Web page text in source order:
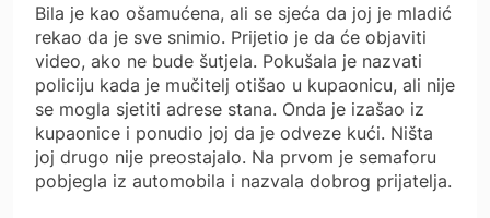
Bila je kao ošamućena, ali se sjeća da joj je mladić
rekao da je sve snimio. Prijetio je da će objaviti
video, ako ne bude šutjela. Pokušala je nazvati
policiju kada je mučitelj otišao u kupaonicu, ali nije
se mogla sjetiti adrese stana. Onda je izašao iz
kupaonice i ponudio joj da je odveze kući. Ništa
joj drugo nije preostajalo. Na prvom je semaforu
pobjegla iz automobila i nazvala dobrog prijatelja.